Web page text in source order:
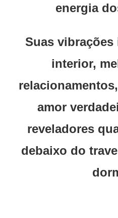
energia
Suas vibrações
interior,
amor
reveladores
debaixo do